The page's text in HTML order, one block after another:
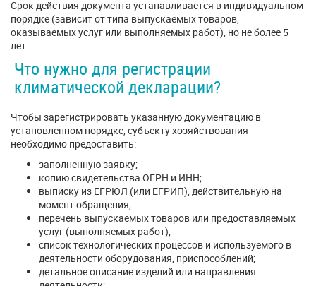
Срок действия документа устанавливается в индивидуальном
порядке (зависит от типа выпускаемых товаров,
оказываемых услуг или выполняемых работ), но не более 5
лет.
Что нужно для регистрации
климатической декларации?
Чтобы зарегистрировать указанную документацию в
установленном порядке, субъекту хозяйствования
необходимо предоставить:
заполненную заявку;
копию свидетельства ОГРН и ИНН;
выписку из ЕГРЮЛ (или ЕГРИП), действительную на
момент обращения;
перечень выпускаемых товаров или предоставляемых
услуг (выполняемых работ);
список технологических процессов и используемого в
деятельности оборудования, приспособлений;
детальное описание изделий или направления